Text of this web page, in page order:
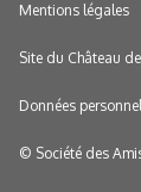
Mentions légales
Site du Château
Données
© Société des